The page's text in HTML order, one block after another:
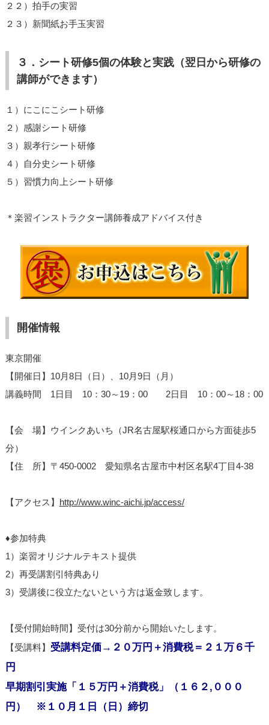
２２）拍手の実習
２３）新聞紙お手玉実習
３．シート研修5個の体験と実践（翌日から研修の
講師ができます）
１）にこにこシート研修
２）感謝シート研修
３）親孝行シート研修
４）自分史シート研修
５）習慣力向上シート研修
＊楽習インストラクター講師養成アドバイス付き
開催情報
東京開催
【開催日】10月8日（日）、10月9日（月）
講義時間 1日目 10：30～19：00 2日目 10：00～18：00
【会 場】ウインクあいち（JR名古屋駅桜通口から方面徒歩5
分）
【住 所】〒450-0002 愛知県名古屋市中村区名駅4丁目4-38
【アクセス】 http://www.winc-aichi.jp/access/
♦参加特典
1）楽習オリジナルテキスト提供
2）再受講割引特典あり
3）受講後に役立たないという方は返金致します。
【受付開始時間】受付は30分前から開始いたします。
【受講料】 受講料定価→２０万円＋消費税＝２１万６千
円
早期割引実施「１５万円＋消費税」（１６２,０００
円） ※１０月１日（日）締切